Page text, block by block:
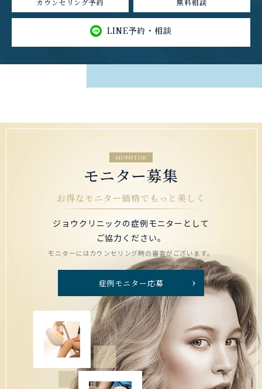
カウンセリング予約 無料相談
LINE予約・相談
MONITOR
モニター募集
お得なモニター価格でもっと美しく
ジョウクリニックの症例モニターとして
ご協力ください。
モニターにはカウンセリング時の審査がございます。
症例モニター応募